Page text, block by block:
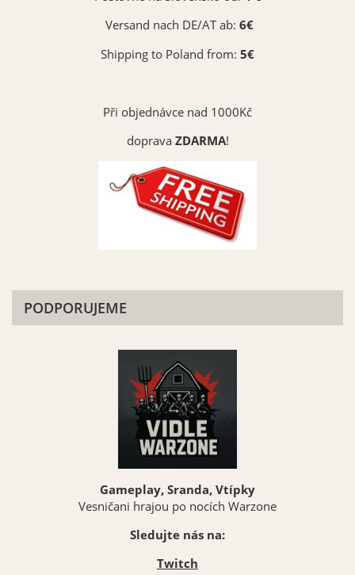
Versand nach DE/AT ab: 6€
Shipping to Poland from: 5€
Při objednávce nad 1000Kč
dopravaZDARMA!
PODPORUJEME
Gameplay, Sranda, Vtípky
Vesničani hrajou po nocích Warzone
Sledujte nás na:
Twitch